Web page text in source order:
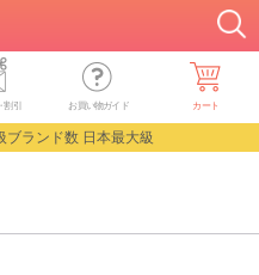
割引 お買い物ガイド カート
ブランド数 日本最大級